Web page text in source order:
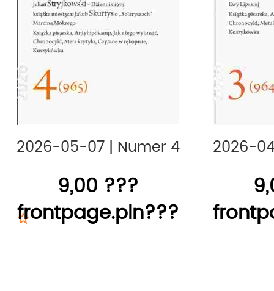
2026-05-07| Numer 4
9,00 ???
frontpage.pln???
2026-